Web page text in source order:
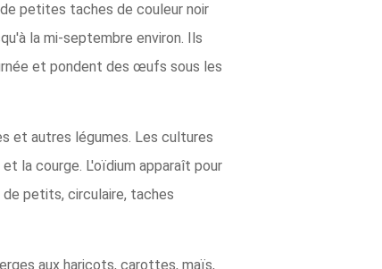
petites taches de couleur noir
la mi-septembre environ. Ils
et pondent des œufs sous les
et autres légumes. Les cultures
la courge. L'oïdium apparaît pour
petits, circulaire, taches
aux haricots, carottes, maïs,